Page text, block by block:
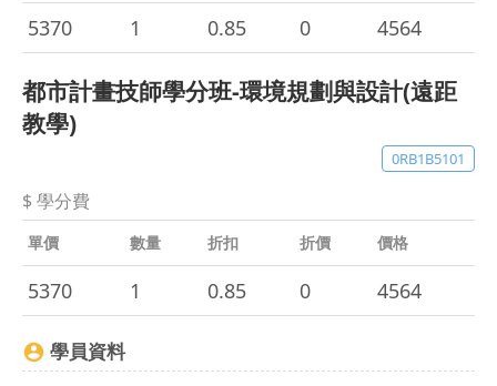
5370 1 0.85 0 4564
都市計畫技師學分班-環境規劃與設計(遠距
教學)
0RB1B5101
$ 學分費
單價 數量 折扣 折價 價格
5370 1 0.85 0 4564
學員資料